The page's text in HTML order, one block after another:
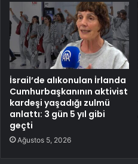
İsrail’de alıkonulan İrlanda
Cumhurbaşkanının aktivist
kardeşi yaşadığı zulmü
anlattı: 3 gün 5 yıl gibi
geçti
Ağustos 5, 2026